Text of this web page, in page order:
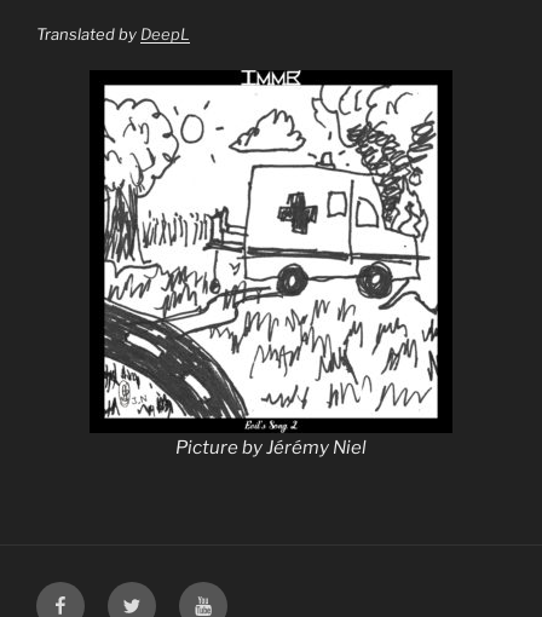
Translated by DeepL
Picture by Jérémy Niel
FacebookTwitter Youtube